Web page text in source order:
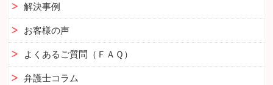
解決事例
お客様の声
よくあるご質問（ＦＡＱ）
弁護士コラム